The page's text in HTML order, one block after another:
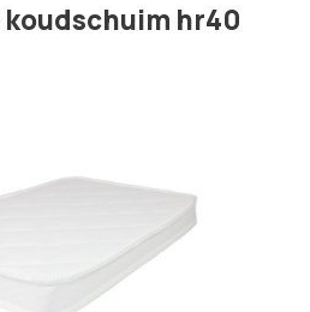
koudschuim hr40